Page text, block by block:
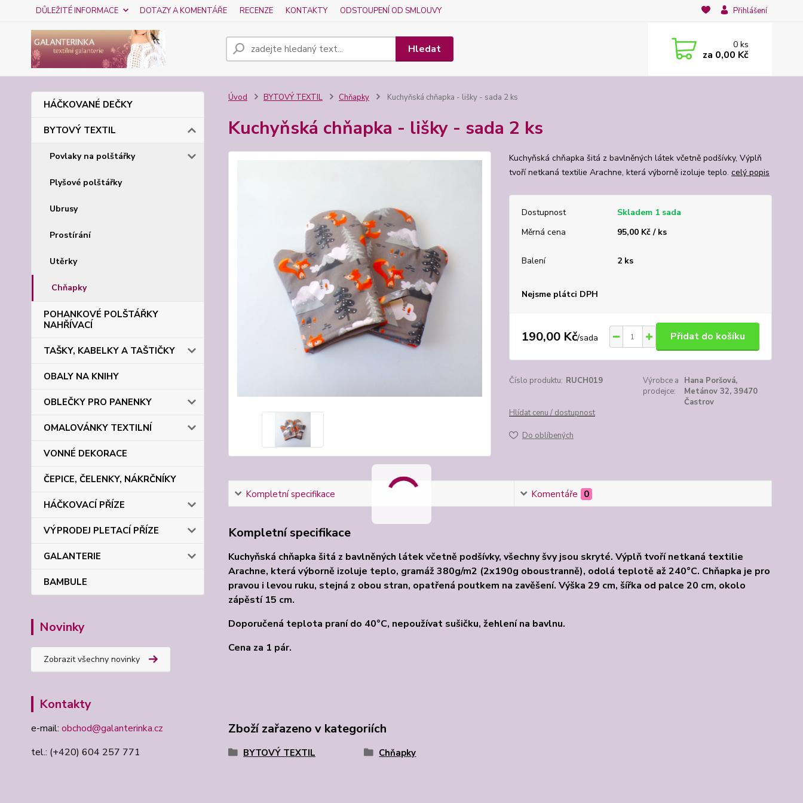
DŮLEŽITÉ INFORMACE DOTAZY A KOMENTÁŘE RECENZE KONTAKTY ODSTOUPENÍ OD SMLOUVY Přihlášení
Hledat 0ks
za 0,00 Kč
HÁČKOVANÉ DEČKY
BYTOVÝ TEXTIL
Povlaky na polštářky
Plyšové polštářky
Ubrusy
Prostírání
Utěrky
Chňapky
POHANKOVÉ POLŠTÁŘKY
NAHŘÍVACÍ
TAŠKY, KABELKY A TAŠTIČKY
OBALY NA KNIHY
OBLEČKY PRO PANENKY
OMALOVÁNKY TEXTILNÍ
VONNÉ DEKORACE
ČEPICE, ČELENKY, NÁKRČNÍKY
HÁČKOVACÍ PŘÍZE
VÝPRODEJ PLETACÍ PŘÍZE
GALANTERIE
BAMBULE
Novinky
Zobrazit všechny novinky
Kontakty
e-mail: obchod@galanterinka.cz
tel.: (+420) 604 257 771
Úvod BYTOVÝ TEXTIL Chňapky Kuchyňská chňapka - lišky - sada 2 ks
Kuchyňská chňapka - lišky - sada 2 ks
Kuchyňská chňapka šitá z bavlněných látek včetně podšívky, Výplň
tvoří netkaná textilie Arachne, která výborně izoluje teplo. celý popis
Dostupnost
Skladem 1 sada
Měrná cena
95,00 Kč / ks
Balení 2 ks
Nejsme plátci DPH
190,00 Kč/sada Přidat do košíku
Číslo produktu: RUCH019
Výrobce a
prodejce:
Hana Poršová,
Metánov 32, 39470
Častrov
Hlídat cenu / dostupnost
Do oblíbených
Kompletní specifikace Komentáře 0
Kompletní specifikace
Kuchyňská chňapka šitá z bavlněných látek včetně podšívky, všechny švy jsou skryté. Výplň tvoří netkaná textilie
Arachne, která výborně izoluje teplo, gramáž 380g/m2 (2x190g oboustranně), odolá teplotě až 240°C. Chňapka je pro
pravou i levou ruku, stejná z obou stran, opatřená poutkem na zavěšení. Výška 29 cm, šířka od palce 20 cm, okolo
zápěstí 15 cm.
Doporučená teplota praní do 40°C, nepoužívat sušičku, žehlení na bavlnu.
Cena za 1 pár.
Zboží zařazeno v kategoriích
BYTOVÝ TEXTIL Chňapky